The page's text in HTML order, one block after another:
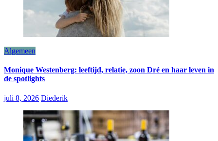
Algemeen
Monique Westenberg: leeftijd, relatie, zoon Dré en haar leven in
de spotlights
juli 8, 2026 Diederik